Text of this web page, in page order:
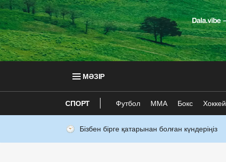
МӘЗІР
СПОРТ Футбол ММА Бокс Хоккей
Бізбен бірге қатарынан болған күндеріңіз